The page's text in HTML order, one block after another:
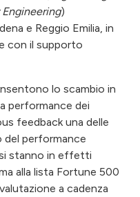
)
e Reggio Emilia, in
con il supporto
lo scambio in
performance dei
feedback una delle
del performance
stanno in effetti
alla lista Fortune 500
a cadenza